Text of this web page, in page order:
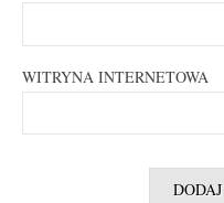
WITRYNA INTERNETOWA